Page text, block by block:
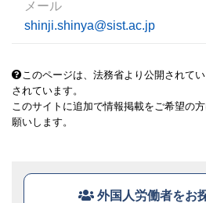
メール
shinji.shinya@sist.ac.jp
このページは、法務省より公開されて
されています。
このサイトに追加で情報掲載をご希望の
願いします。
外国人労働者をお